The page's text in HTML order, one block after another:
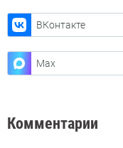
ВКонтакте
Max
Комментарии